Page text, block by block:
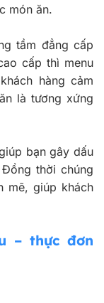
món ăn.
tầm đẳng cấp
cấp thì menu
hàng cảm
là tương xứng
bạn gây dấu
thời chúng
mẽ, giúp khách
– thực đơn